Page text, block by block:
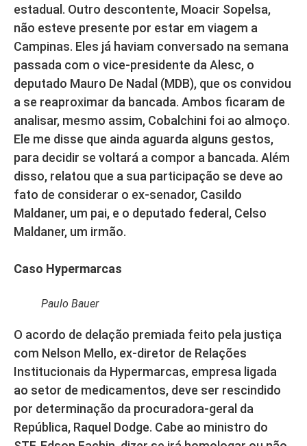
estadual. Outro descontente, Moacir Sopelsa,
não esteve presente por estar em viagem a
Campinas. Eles já haviam conversado na semana
passada com o vice-presidente da Alesc, o
deputado Mauro De Nadal (MDB), que os convidou
a se reaproximar da bancada. Ambos ficaram de
analisar, mesmo assim, Cobalchini foi ao almoço.
Ele me disse que ainda aguarda alguns gestos,
para decidir se voltará a compor a bancada. Além
disso, relatou que a sua participação se deve ao
fato de considerar o ex-senador, Casildo
Maldaner, um pai, e o deputado federal, Celso
Maldaner, um irmão.
Caso Hypermarcas
Paulo Bauer
O acordo de delação premiada feito pela justiça
com Nelson Mello, ex-diretor de Relações
Institucionais da Hypermarcas, empresa ligada
ao setor de medicamentos, deve ser rescindido
por determinação da procuradora-geral da
República, Raquel Dodge. Cabe ao ministro do